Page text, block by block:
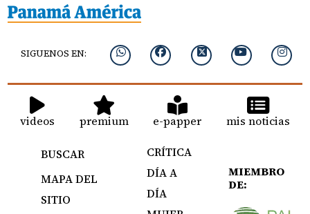
SIGUENOS EN:
videos premium e-papper mis noticias
BUSCAR
MAPA DEL
SITIO
CRÍTICA
DÍA A
DÍA
MIEMBRO
DE: